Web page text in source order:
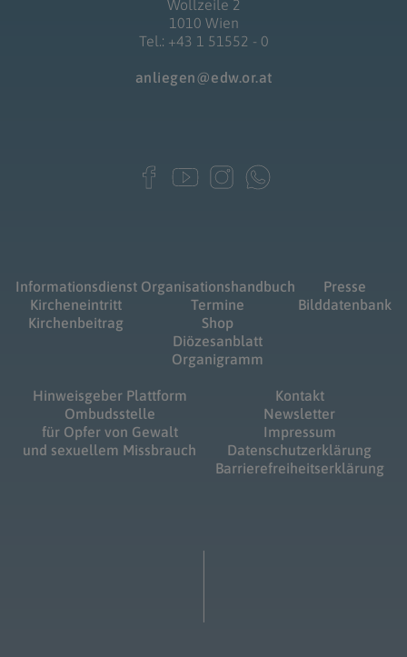
Wollzeile 2
1010 Wien
Tel.: +43 1 51552 - 0
anliegen@edw.or.at
Informationsdienst
Kircheneintritt
Kirchenbeitrag
Organisationshandbuch
Termine
Shop
Diözesanblatt
Organigramm
Presse
Bilddatenbank
Hinweisgeber Plattform
Ombudsstelle
für Opfer von Gewalt
und sexuellem Missbrauch
Kontakt
Newsletter
Impressum
Datenschutzerklärung
Barrierefreiheitserklärung